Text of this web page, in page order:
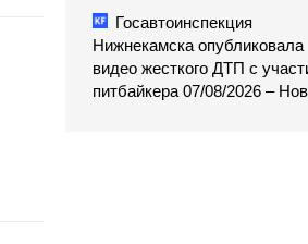
Госавтоинспекция
Нижнекамска опубликовала
видео жесткого ДТП с
питбайкера 07/08/2026 –